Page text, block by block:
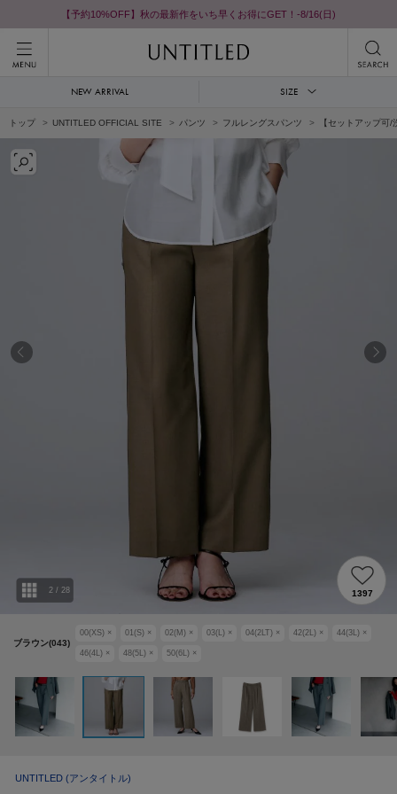
【予約10%OFF】秋の最新作をいち早くお得にGET！-8/16(日)
NEW ARRIVAL SIZE
トップ UNTITLED OFFICIAL SITE パンツ フルレングスパンツ 【セットアップ可
ブラウン(043)
00(XS) × 01(S) × 02(M) × 03(L) × 04(2LT) × 42(2L) × 44(3L) ×
46(4L) × 48(5L) × 50(6L) ×
2 / 28 1397
UNTITLED (アンタイトル)